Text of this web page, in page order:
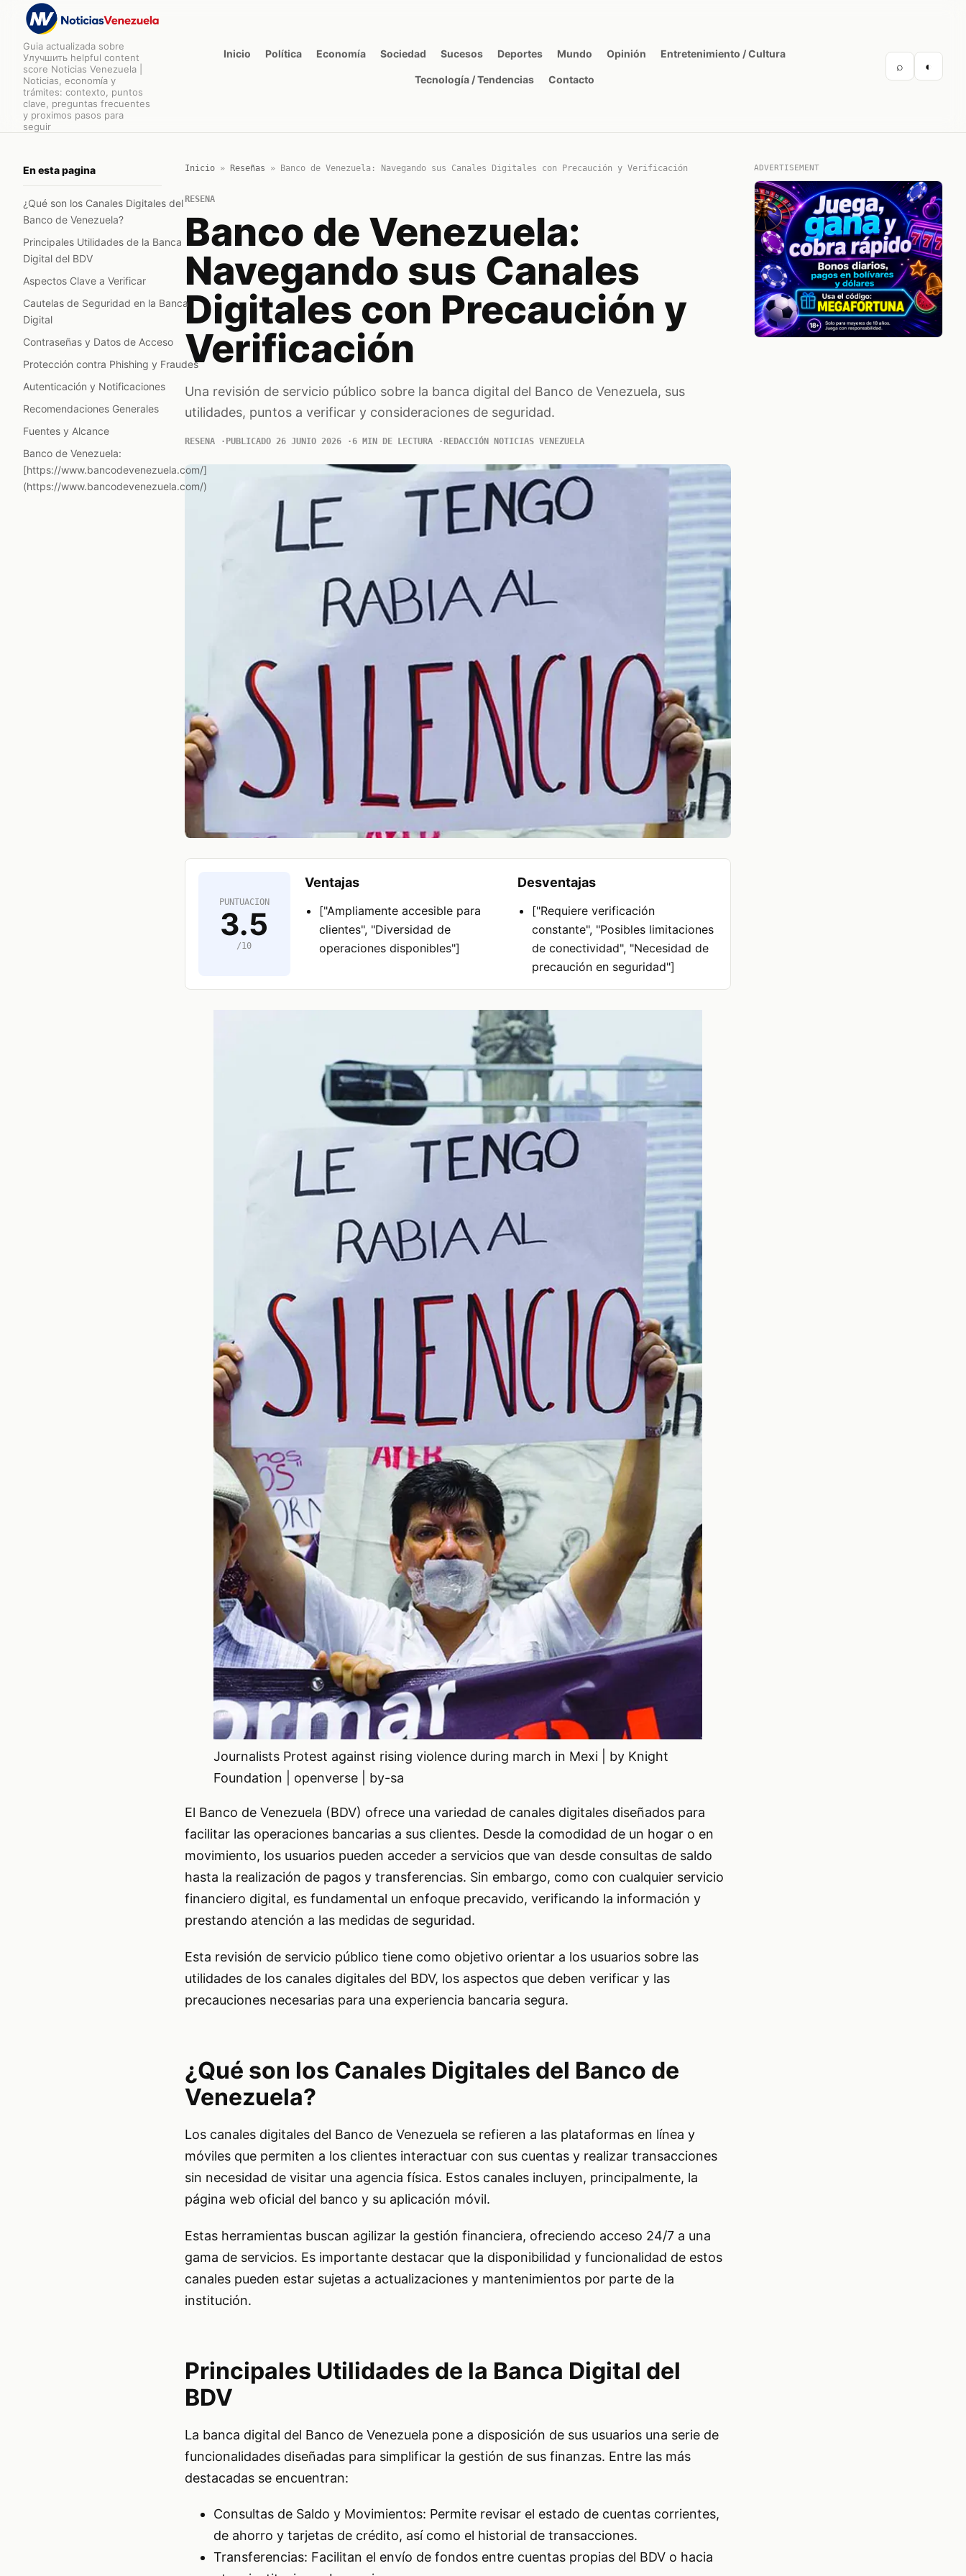
Guia actualizada sobre
Улучшить helpful content
score Noticias Venezuela |
Noticias, economía y
trámites: contexto, puntos
clave, preguntas frecuentes
y proximos pasos para
seguir
Inicio Política Economía Sociedad Sucesos Deportes Mundo Opinión Entretenimiento / Cultura
Tecnología / Tendencias Contacto
⌕ ◐
En esta pagina
¿Qué son los Canales Digitales del
Banco de Venezuela?
Principales Utilidades de la Banca
Digital del BDV
Aspectos Clave a Verificar
Cautelas de Seguridad en la Banca
Digital
Contraseñas y Datos de Acceso
Protección contra Phishing y Fraudes
Autenticación y Notificaciones
Recomendaciones Generales
Fuentes y Alcance
Banco de Venezuela:
[https://www.bancodevenezuela.com/]
(https://www.bancodevenezuela.com/)
Inicio» Reseñas » Banco de Venezuela: Navegando sus Canales Digitales con Precaución y Verificación
RESENA
Banco de Venezuela:
Navegando sus Canales
Digitales con Precaución y
Verificación
Una revisión de servicio público sobre la banca digital del Banco de Venezuela, sus
utilidades, puntos a verificar y consideraciones de seguridad.
RESENA PUBLICADO 26 JUNIO 2026 6 MIN DE LECTURA REDACCIÓN NOTICIAS VENEZUELA
PUNTUACION
3.5
/10
Ventajas
["Ampliamente accesible para
clientes", "Diversidad de
operaciones disponibles"]
Desventajas
["Requiere verificación
constante", "Posibles limitaciones
de conectividad", "Necesidad de
precaución en seguridad"]
Journalists Protest against rising violence during march in Mexi | by Knight
Foundation | openverse | by-sa
El Banco de Venezuela (BDV) ofrece una variedad de canales digitales diseñados para
facilitar las operaciones bancarias a sus clientes. Desde la comodidad de un hogar o en
movimiento, los usuarios pueden acceder a servicios que van desde consultas de saldo
hasta la realización de pagos y transferencias. Sin embargo, como con cualquier servicio
financiero digital, es fundamental un enfoque precavido, verificando la información y
prestando atención a las medidas de seguridad.
Esta revisión de servicio público tiene como objetivo orientar a los usuarios sobre las
utilidades de los canales digitales del BDV, los aspectos que deben verificar y las
precauciones necesarias para una experiencia bancaria segura.
¿Qué son los Canales Digitales del Banco de
Venezuela?
Los canales digitales del Banco de Venezuela se refieren a las plataformas en línea y
móviles que permiten a los clientes interactuar con sus cuentas y realizar transacciones
sin necesidad de visitar una agencia física. Estos canales incluyen, principalmente, la
página web oficial del banco y su aplicación móvil.
Estas herramientas buscan agilizar la gestión financiera, ofreciendo acceso 24/7 a una
gama de servicios. Es importante destacar que la disponibilidad y funcionalidad de estos
canales pueden estar sujetas a actualizaciones y mantenimientos por parte de la
institución.
Principales Utilidades de la Banca Digital del
BDV
La banca digital del Banco de Venezuela pone a disposición de sus usuarios una serie de
funcionalidades diseñadas para simplificar la gestión de sus finanzas. Entre las más
destacadas se encuentran:
Consultas de Saldo y Movimientos: Permite revisar el estado de cuentas corrientes,
de ahorro y tarjetas de crédito, así como el historial de transacciones.
Transferencias: Facilitan el envío de fondos entre cuentas propias del BDV o hacia
ADVERTISEMENT